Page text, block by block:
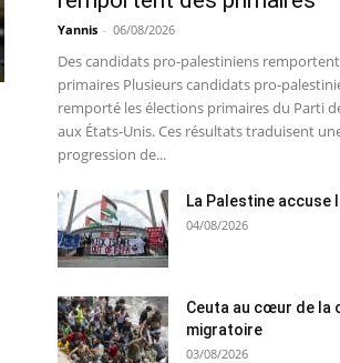
Yannis - 06/08/2026
Des candidats pro-palestiniens
primaires Plusieurs candidats pro-
remporté les élections primaires du Parti
aux États-Unis. Ces résultats traduisent
progression de...
La Palestine accuse
04/08/2026
Ceuta au cœur de la
migratoire
03/08/2026